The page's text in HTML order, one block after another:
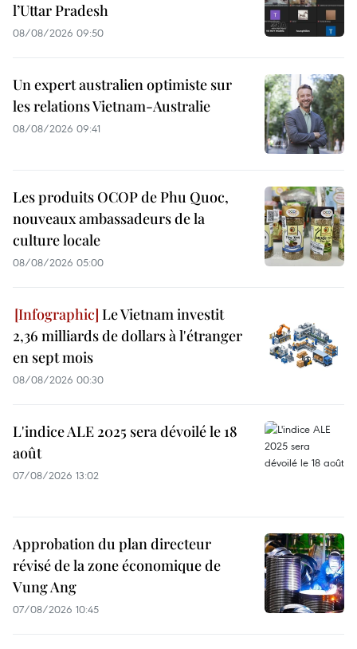
l’Uttar Pradesh
08/08/2026 09:50
Un expert australien optimiste sur
les relations Vietnam-Australie
08/08/2026 09:41
Les produits OCOP de Phu Quoc,
nouveaux ambassadeurs de la
culture locale
08/08/2026 05:00
Le Vietnam investit
2,36 milliards de dollars à l'étranger
en sept mois
08/08/2026 00:30
L'indice ALE 2025 sera dévoilé le 18
août
07/08/2026 13:02
Approbation du plan directeur
révisé de la zone économique de
Vung Ang
07/08/2026 10:45